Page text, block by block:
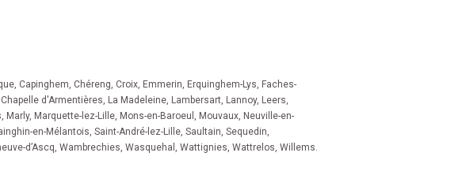
, Capinghem, Chéreng, Croix, Emmerin, Erquinghem-Lys, Faches-
Chapelle d'Armentières, La Madeleine, Lambersart, Lannoy, Leers,
, Marly, Marquette-lez-Lille, Mons-en-Baroeul , Mouvaux, Neuville-en-
en-Mélantois, Saint-André-lez-Lille, Saultain, Sequedin,
d’Ascq, Wambrechies, Wasquehal , Wattignies, Wattrelos, Willems.